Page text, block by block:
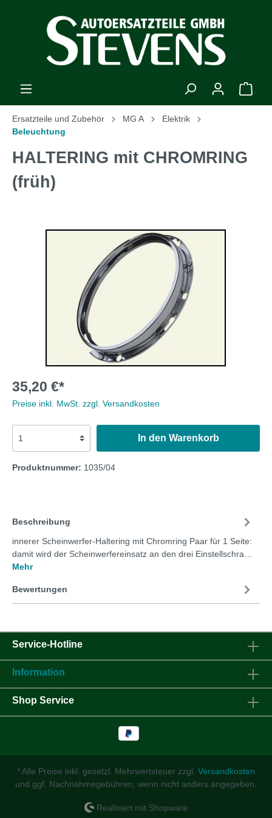
Ersatzteile und Zubehör MG A
Elektrik
Beleuchtung
HALTERING mit CHROMRING
(früh)
35,20 €*
Preise inkl. MwSt. zzgl. Versandkosten
In den Warenkorb
Produktnummer: 1035/04
Beschreibung
innerer Scheinwerfer-Haltering mit Chromring Paar für 1 Seite:
damit wird der Scheinwerfereinsatz an den drei Einstellschra…
Mehr
Bewertungen
Service-Hotline
Information
Shop Service
* Alle Preise inkl. gesetzl. Mehrwertsteuer zzgl. Versandkosten
und ggf. Nachnahmegebühren, wenn nicht anders angegeben.
Realisiert mit Shopware